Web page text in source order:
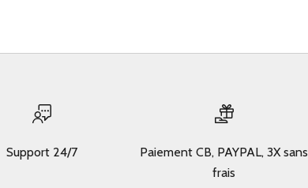
Support 24/7
Paiement CB, PAYPAL, 3X sans
frais